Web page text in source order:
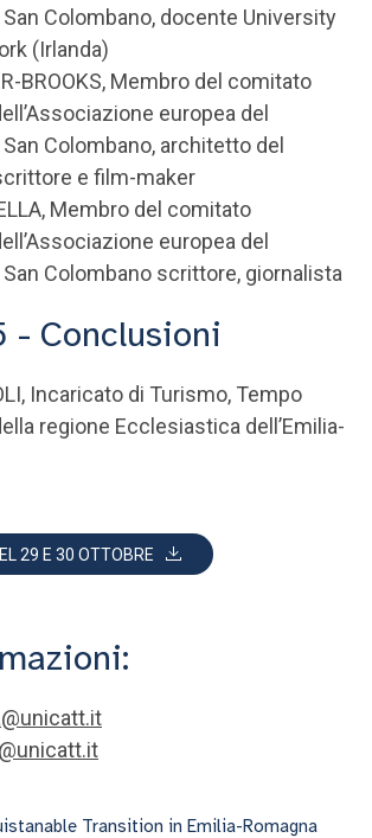
Colombano, docente University
(Irlanda)
BROOKS, Membro del comitato
europea del
Colombano, architetto del
e film-maker
Membro del comitato
europea del
Colombano scrittore, giornalista
- Conclusioni
Incaricato di Turismo, Tempo
regione Ecclesiastica dell’Emilia-
29 E 30 OTTOBRE
Transition in Emilia-Romagna